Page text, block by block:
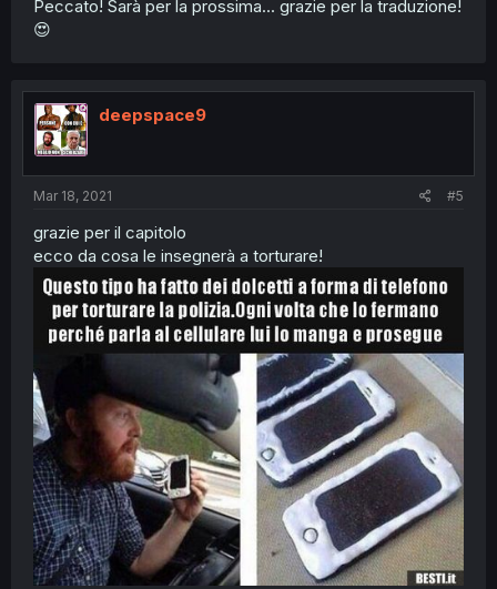
Peccato! Sarà per la prossima... grazie per la traduzione!
😍
deepspace9
Mar 18, 2021 #5
grazie per il capitolo
ecco da cosa le insegnerà a torturare!